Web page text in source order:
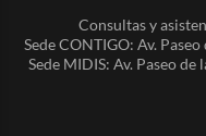
Consultas y
Sede CONTIGO: Av.
Sede MIDIS: Av. Paseo